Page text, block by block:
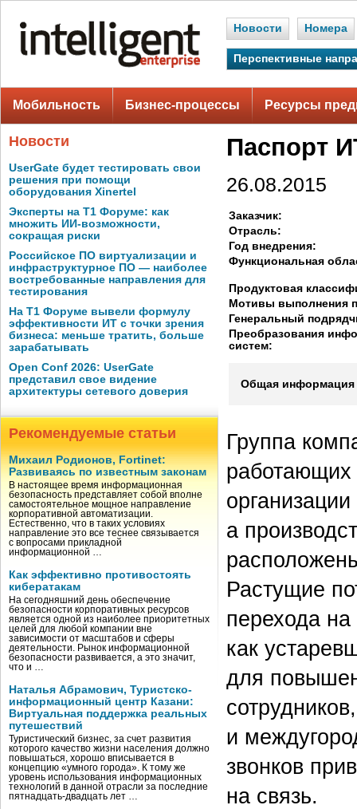
Новости Номера
Перспективные
Мобильность Бизнес-процессы Ресурсы
Новости
UserGate будет тестировать свои
решения при помощи
оборудования Xinertel
Эксперты на Т1 Форуме: как
множить ИИ-возможности,
сокращая риски
Российское ПО виртуализации и
инфраструктурное ПО — наиболее
востребованные направления для
тестирования
На Т1 Форуме вывели формулу
эффективности ИТ с точки зрения
бизнеса: меньше тратить, больше
зарабатывать
Open Conf 2026: UserGate
представил свое видение
архитектуры сетевого доверия
Рекомендуемые статьи
Михаил Родионов, Fortinet:
Развиваясь по известным законам
В настоящее время информационная
безопасность представляет собой вполне
самостоятельное мощное направление
корпоративной автоматизации.
Естественно, что в таких условиях
направление это все теснее связывается
с вопросами прикладной
информационной …
Как эффективно противостоять
кибератакам
На сегодняшний день обеспечение
безопасности корпоративных ресурсов
является одной из наиболее приоритетных
целей для любой компании вне
зависимости от масштабов и сферы
деятельности. Рынок информационной
безопасности развивается, а это значит,
что и …
Наталья Абрамович, Туристско-
информационный центр Казани:
Виртуальная поддержка реальных
путешествий
Туристический бизнес, за счет развития
которого качество жизни населения должно
повышаться, хорошо вписывается в
концепцию «умного города». К тому же
уровень использования информационных
технологий в данной отрасли за последние
пятнадцать-двадцать лет …
Паспорт
26.08.2015
Заказчик:
Отрасль:
Год внедрения:
Функциональная
Продуктовая
Мотивы выполнения
Генеральный
Преобразования
систем:
Общая информация
Группа
работающих
а
Растущие
перехода
как
для
и
звонков
на связь.